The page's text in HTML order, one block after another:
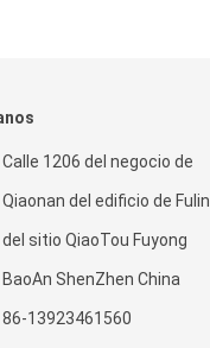
Calle 1206 del negocio de
Qiaonan del edificio de Fulin
del sitio QiaoTou Fuyong
BaoAn ShenZhen China
86-13923461560